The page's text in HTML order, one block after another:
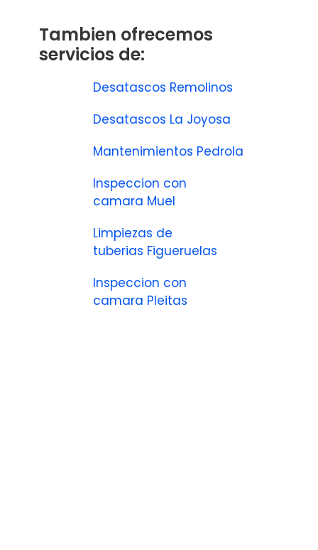
Tambien ofrecemos
servicios de:
Desatascos Remolinos
Desatascos La Joyosa
Mantenimientos Pedrola
Inspeccion con
camara Muel
Limpiezas de
tuberias Figueruelas
Inspeccion con
camara Pleitas